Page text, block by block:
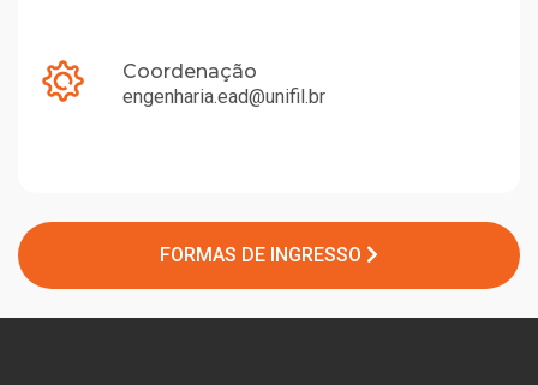
Coordenação
engenharia.ead@unifil.br
FORMAS DE INGRESSO